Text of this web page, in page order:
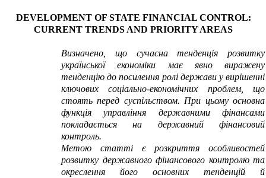
DEVELOPMENT OF STATE FINANCIAL CONTROL:
CURRENT TRENDS AND PRIORITY AREAS
Визначено, що сучасна тенденція розвитку
української економіки має явно виражену
тенденцію до посилення ролі держави у вирішенні
ключових соціально-економічних проблем, що
стоять перед суспільством. При цьому основна
функція управління державними фінансами
покладається на державний фінансовий
контроль.
Метою статті є розкриття особливостей
розвитку державного фінансового контролю та
окреслення його основних тенденцій й